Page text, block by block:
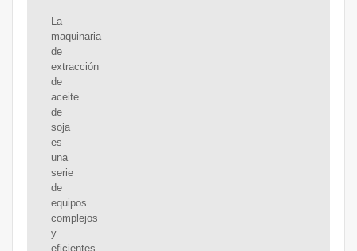
La
maquinaria
de
extracción
de
aceite
de
soja
es
una
serie
de
equipos
complejos
y
eficientes